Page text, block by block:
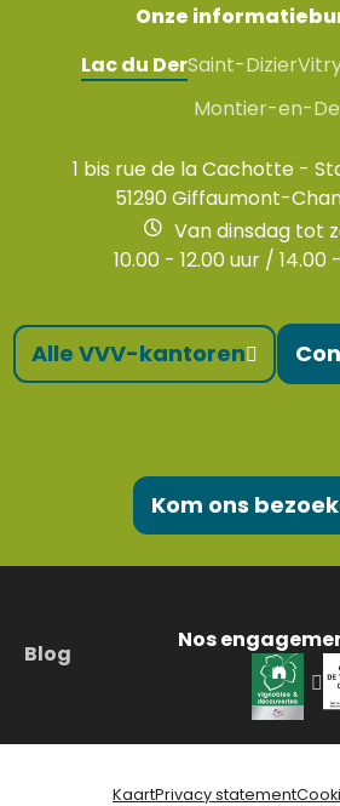
Onze
Lac du DerSaint-Dizier
Montier-en-
1 bis rue de la Cachotte -
51290 Giffaumont-
Van dinsdag tot
10.00 - 12.00 uur / 14.00
Alle VVV-kantoren
Kom ons
Blog
Nos
KaartPrivacy statement